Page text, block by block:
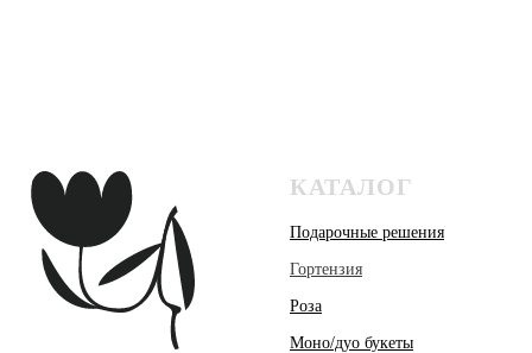
КАТАЛОГ
Подарочные решения
Гортензия
Роза
Моно/дуо букеты